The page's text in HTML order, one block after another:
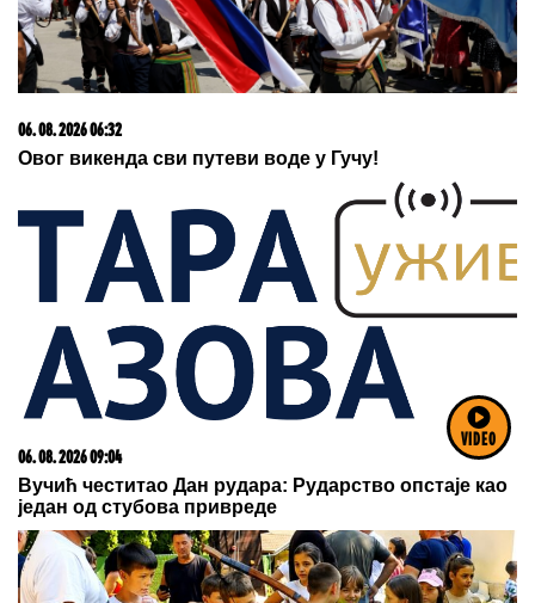
VIDEO
06. 08. 2026 06:32
Овог викенда сви путеви воде у Гучу!
06. 08. 2026 09:04
Вучић честитао Дан рудара: Рударство опстаје као
један од стубова привреде